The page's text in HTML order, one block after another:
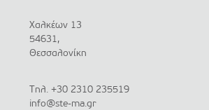
Χαλκέων 13
54631,
Θεσσαλονίκη
Τηλ. +30 2310 235519
info@ste-ma.gr